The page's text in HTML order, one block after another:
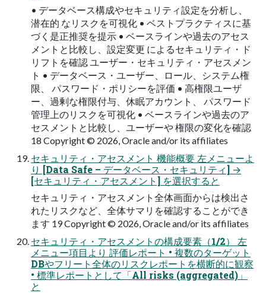
• データベース構成やセキュリティ設定を分析し、
潜在的 なリスクを可視化 • ベストプラクティスに基
づく是正推奨を提示 • ベースラインや過去のアセス
メントと比較し、設定変更 によるセキュリティ・ド
リフトを確認 ユーザー・セキュリティ・アセスメン
ト • データベース・ユーザー、ロール、システム権
限、 パスワード・ポリシーを評価 • 高権限ユーザ
ー、過剰な権限付与、休眠アカウント、 パスワード
管理上のリスクを可視化 • ベースラインや過去のア
セスメントと比較し、ユーザーや 権限の変化を確認
18 Copyright © 2026, Oracle and/or its affiliates
セキュリティ・アセスメント 機能概要 左メニューよ
り [Data Safe – データベース・セキュリティ] →
[セキュリティ・アセスメント] を選択すると
セキュリティ・アセスメント全体画面からは検出さ
れたリスクなど、全体サマリを確認することができ
ます 19 Copyright © 2026, Oracle and/or its affiliates
セキュリティ・アセスメントの構成要素（1/2） 左
メニュー項目より 評価レポート • 複数のターゲット
DBやフリート全体のリスクレポートを横断的に観察
• 標準レポートとして「All risks (aggregated)」
と